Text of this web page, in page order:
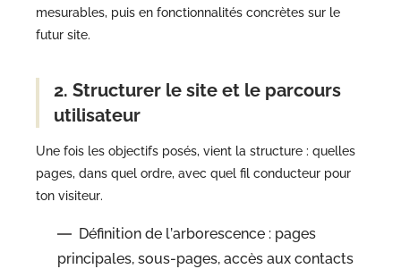
mesurables, puis en fonctionnalités concrètes sur le
futur site.
2. Structurer le site et le parcours
utilisateur
Une fois les objectifs posés, vient la structure : quelles
pages, dans quel ordre, avec quel fil conducteur pour
ton visiteur.
Définition de l’arborescence : pages
principales, sous-pages, accès aux contacts